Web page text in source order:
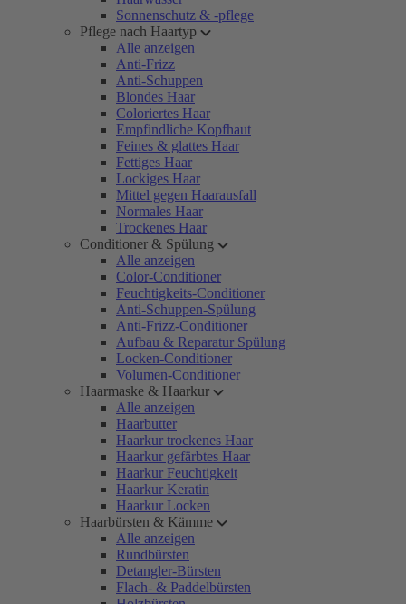
Sonnenschutz & -pflege
Pflege nach Haartyp
Alle anzeigen
Anti-Frizz
Anti-Schuppen
Blondes Haar
Coloriertes Haar
Empfindliche Kopfhaut
Feines & glattes Haar
Fettiges Haar
Lockiges Haar
Mittel gegen Haarausfall
Normales Haar
Trockenes Haar
Conditioner & Spülung
Alle anzeigen
Color-Conditioner
Feuchtigkeits-Conditioner
Anti-Schuppen-Spülung
Anti-Frizz-Conditioner
Aufbau & Reparatur Spülung
Locken-Conditioner
Volumen-Conditioner
Haarmaske & Haarkur
Alle anzeigen
Haarbutter
Haarkur trockenes Haar
Haarkur gefärbtes Haar
Haarkur Feuchtigkeit
Haarkur Keratin
Haarkur Locken
Haarbürsten & Kämme
Alle anzeigen
Rundbürsten
Detangler-Bürsten
Flach- & Paddelbürsten